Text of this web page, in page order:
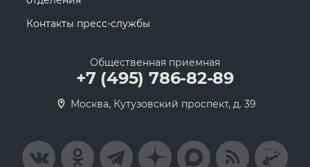
Контакты пресс-службы
Общественная приемная
+7 (495) 786-82-89
Москва, Кутузовский проспект, д. 39